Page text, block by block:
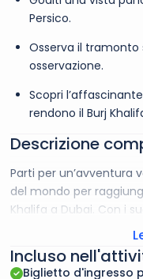
Persico.
Osserva il
osservazione.
Scopri
rendono il Burj
Descrizione
Parti per un’avventura
del mondo per
Khalifa a Dubai. Con i
sovrasta il centro di
mozzafiato
piattaforma di
Incluso
Biglietto d'ingresso